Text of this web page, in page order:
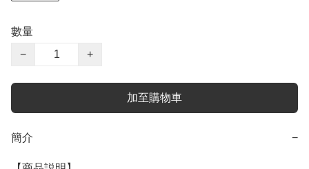
數量
−
+
加至購物車
簡介 −